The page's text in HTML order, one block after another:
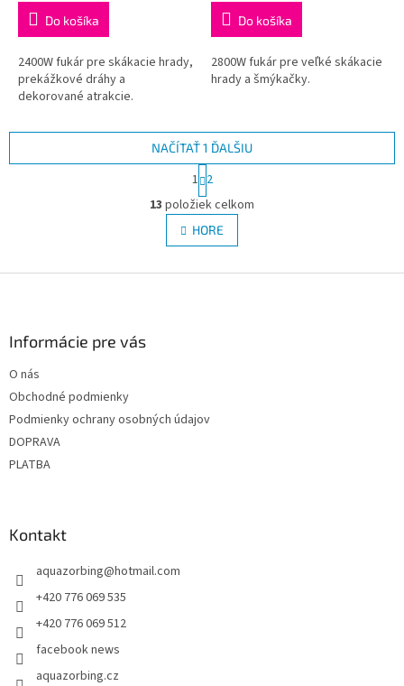
Do košíka
2400W fukár pre skákacie hrady,
prekážkové dráhy a
dekorované atrakcie.
Do košíka
2800W fukár pre veľké skákacie
hrady a šmýkačky.
O
v
l
á
y
NAČÍTAŤ 1 ĎALŠIU
S
t
r
á
n
k
v
1 2
13 položiek celkom
HORE
Informácie pre vás
O nás
Obchodné podmienky
Podmienky ochrany osobných údajov
DOPRAVA
PLATBA
Kontakt
aquazorbing@hotmail.com
+420 776 069 535
+420 776 069 512
facebook news
aquazorbing.cz